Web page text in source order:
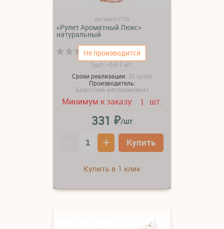
Не производится
Артикул:1735
«Рулет Ароматный Люкс»
натуральный
(0)
1шт: ~0,8-1 кгг.
Сроки реализации: 30 суток
Производитель:
Брестский мясокомбинат
Минимум к заказу: 1 шт.
331 ₽/шт
+ Купить
Купить в 1 клик